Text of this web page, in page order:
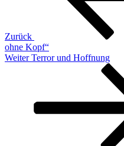
Zurück
ohne Kopf“
Nächster
Weiter Terror und Hoffnung